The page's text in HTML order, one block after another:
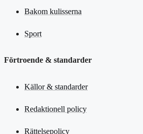
Bakom kulisserna
Sport
Förtroende & standarder
Källor & standarder
Redaktionell policy
Rättelsepolicy